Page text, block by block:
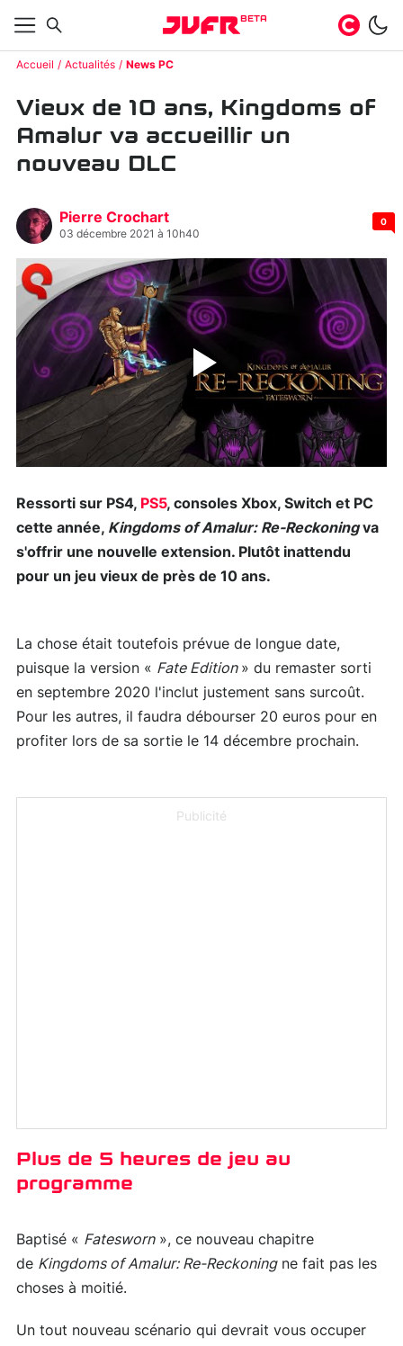
BETA
Accueil Actualités News PC
Vieux de 10 ans, Kingdoms of
Amalur va accueillir un
nouveau DLC
Pierre Crochart
03 décembre 2021 à 10h40
0
Ressorti sur PS4, PS5, consoles Xbox, Switch et PC
cette année, Kingdoms of Amalur: Re-Reckoningva
s'offrir une nouvelle extension. Plutôt inattendu
pour un jeu vieux de près de 10 ans.
La chose était toutefois prévue de longue date,
puisque la version « Fate Edition » du remaster sorti
en septembre 2020 l'inclut justement sans surcoût.
Pour les autres, il faudra débourser 20 euros pour en
profiter lors de sa sortie le 14 décembre prochain.
Publicité
Plus de 5 heures de jeu au
programme
Baptisé « Fatesworn», ce nouveau chapitre
de Kingdoms of Amalur: Re-Reckoningne fait pas les
choses à moitié.
Un tout nouveau scénario qui devrait vous occuper